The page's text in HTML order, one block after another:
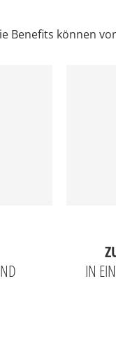
Benefits können
IN